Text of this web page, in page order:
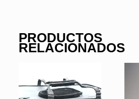
PRODUCTOS
RELACIONADOS